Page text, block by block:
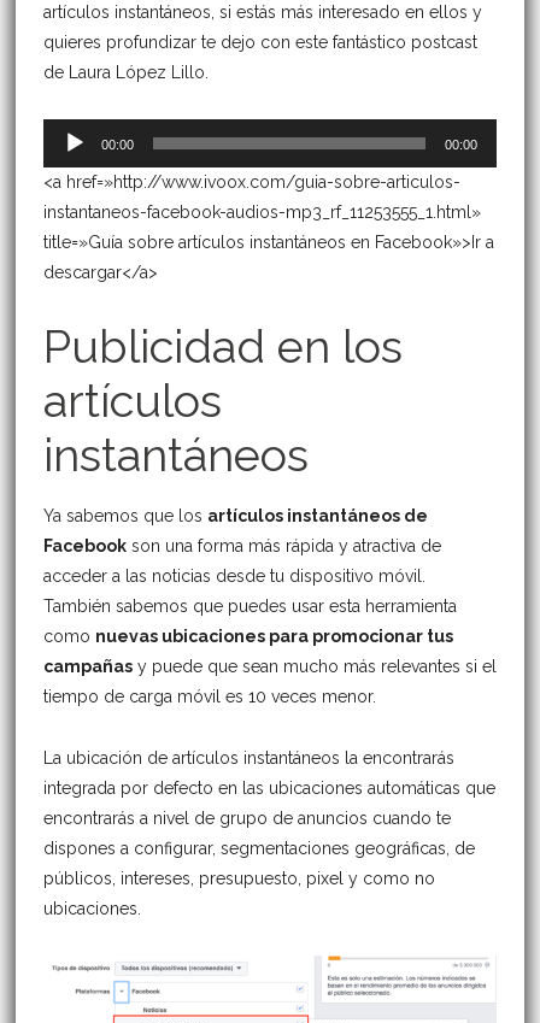
artículos instantáneos, si estás más interesado en ellos y
quieres profundizar te dejo con este fantástico postcast
de Laura López Lillo.
Reproductor
audio
00:00 00:00
<a href=»http://www.ivoox.com/guia-sobre-articulos-
instantaneos-facebook-audios-mp3_rf_11253555_1.html»
title=»Guía sobre artículos instantáneos en Facebook»>Ir a
descargar</a>
Publicidad en los
artículos
instantáneos
Ya sabemos que los artículos instantáneos de
Facebookson una forma más rápida y atractiva de
acceder a las noticias desde tu dispositivo móvil.
También sabemos que puedes usar esta herramienta
como nuevas ubicaciones para promocionar tus
campañasy puede que sean mucho más relevantes si el
tiempo de carga móvil es 10 veces menor.
La ubicación de artículos instantáneos la encontrarás
integrada por defecto en las ubicaciones automáticas que
encontrarás a nivel de grupo de anuncios cuando te
dispones a configurar, segmentaciones geográficas, de
públicos, intereses, presupuesto, pixel y como no
ubicaciones.